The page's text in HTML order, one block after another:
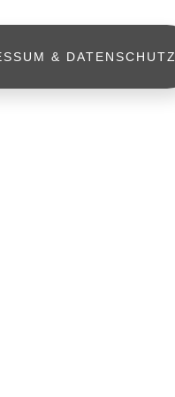
& DATENSCHUTZ